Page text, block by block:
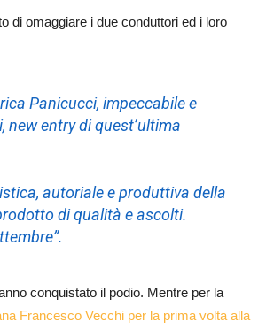
di omaggiare i due conduttori ed i loro
Panicucci, impeccabile e
new entry di quest’ultima
autoriale e produttiva della
di qualità e ascolti.
conquistato il podio. Mentre per la
Francesco Vecchi per la prima volta alla